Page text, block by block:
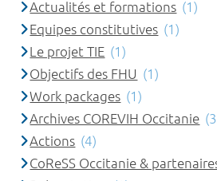
Actualités et formations (1)
Equipes constitutives (1)
Le projet TIE (1)
Objectifs des FHU (1)
Work packages (1)
Archives COREVIH Occitanie
Actions (4)
CoReSS Occitanie &